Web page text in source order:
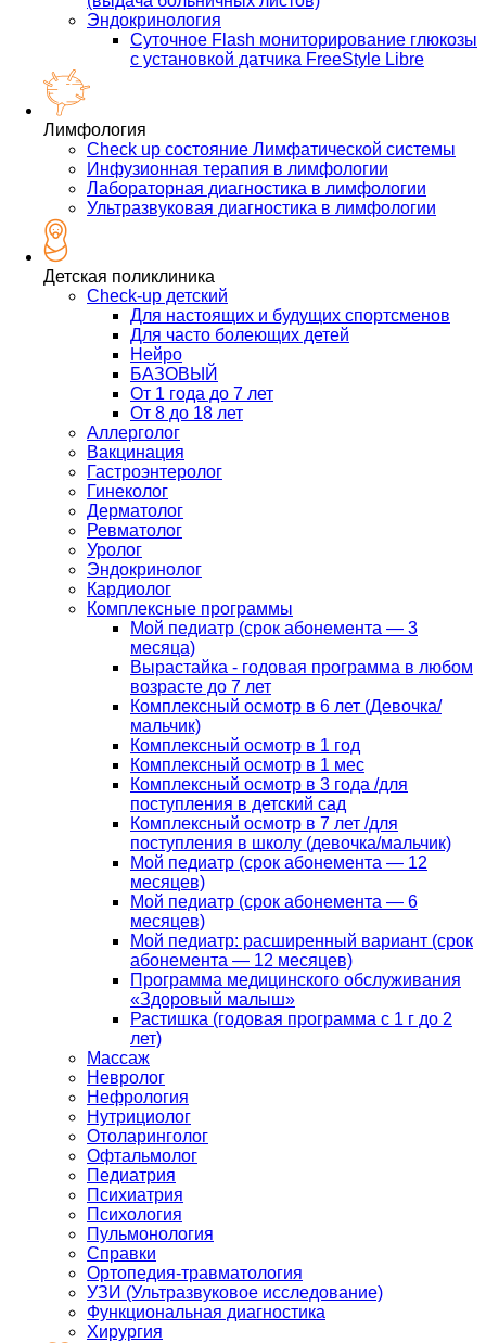
Эндокринология
Суточное Flash мониторирование глюкозы
с установкой датчика FreeStyle Libre
Лимфология
Check up состояние Лимфатической системы
Инфузионная терапия в лимфологии
Лабораторная диагностика в лимфологии
Ультразвуковая диагностика в лимфологии
Детская поликлиника
Check-up детский
Для настоящих и будущих спортсменов
Для часто болеющих детей
Нейро
БАЗОВЫЙ
От 1 года до 7 лет
От 8 до 18 лет
Аллерголог
Вакцинация
Гастроэнтеролог
Гинеколог
Дерматолог
Ревматолог
Уролог
Эндокринолог
Кардиолог
Комплексные программы
Мой педиатр (срок абонемента — 3
месяца)
Вырастайка - годовая программа в любом
возрасте до 7 лет
Комплексный осмотр в 6 лет (Девочка/
мальчик)
Комплексный осмотр в 1 год
Комплексный осмотр в 1 мес
Комплексный осмотр в 3 года /для
поступления в детский сад
Комплексный осмотр в 7 лет /для
поступления в школу (девочка/мальчик)
Мой педиатр (срок абонемента — 12
месяцев)
Мой педиатр (срок абонемента — 6
месяцев)
Мой педиатр: расширенный вариант (срок
абонемента — 12 месяцев)
Программа медицинского обслуживания
«Здоровый малыш»
Растишка (годовая программа с 1 г до 2
лет)
Массаж
Невролог
Нефрология
Нутрициолог
Отоларинголог
Офтальмолог
Педиатрия
Психиатрия
Психология
Пульмонология
Справки
Ортопедия-травматология
УЗИ (Ультразвуковое исследование)
Функциональная диагностика
Хирургия